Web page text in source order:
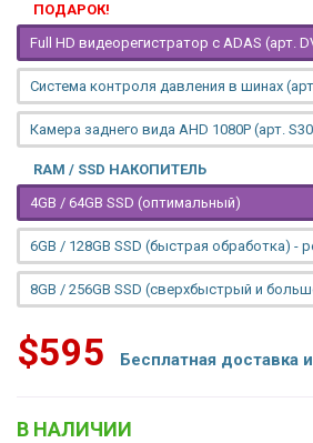
ПОДАРОК!
Full HD видеорегистратор с ADAS (арт.
Система контроля давления в шинах
Камера заднего вида AHD 1080P (арт.
RAM / SSD НАКОПИТЕЛЬ
4GB / 64GB SSD (оптимальный)
6GB / 128GB SSD (быстрая обработка) -
8GB / 256GB SSD (сверхбыстрый и
$595 Бесплатная доставка
В НАЛИЧИИ